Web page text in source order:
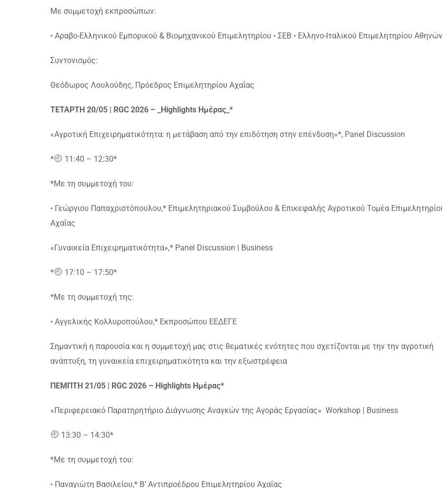
Με συμμετοχή εκπροσώπων:
• Αραβο-Ελληνικού Εμπορικού & Βιομηχανικού Επιμελητηρίου • ΣΕΒ • Ελληνο-Ιταλικού Επιμελητηρίου Αθηνών
Συντονισμός:
Θεόδωρος Λουλούδης, Πρόεδρος Επιμελητηρίου Αχαΐας
ΤΕΤΑΡΤΗ 20/05 | RGC 2026 – _Highlights Ημέρας_*
«Αγροτική Επιχειρηματικότητα: η μετάβαση από την επιδότηση στην επένδυση»*, Panel Discussion
* 11:40 – 12:30*
*Με τη συμμετοχή του:
• Γεώργιου Παπαχριστόπουλου,* Επιμελητηριακού Συμβούλου & Επικεφαλής Αγροτικού Τομέα
Αχαΐας
«Γυναικεία Επιχειρηματικότητα»,* Panel Discussion | Business
* 17:10 – 17:50*
*Με τη συμμετοχή της:
• Αγγελικής Κολλυροπούλου,* Εκπροσώπου ΕΕΔΕΓΕ
Σημαντική η παρουσία και η συμμετοχή μας στις θεματικές ενότητες που σχετίζονται με την την αγροτική
ανάπτυξη, τη γυναικεία επιχειρηματικότητα και την εξωστρέφεια
ΠΕΜΠΤΗ 21/05 | RGC 2026 – Highlights Ημέρας*
«Περιφερειακό Παρατηρητήριο Διάγνωσης Αναγκών της Αγοράς Εργασίας» Workshop | Business
13:30 – 14:30*
*Με τη συμμετοχή του:
• Παναγιώτη Βασιλείου,* Β’ Αντιπροέδρου Επιμελητηρίου Αχαΐας